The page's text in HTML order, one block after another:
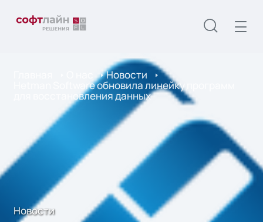
Новости
Hetman Software обновила линейку программ
для восстановления данных
Новости